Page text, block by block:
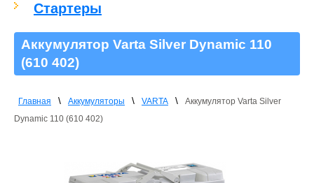
Стартеры
Аккумулятор Varta Silver Dynamic 110
(610 402)
Главная \ Аккумуляторы \ VARTA \
Аккумулятор Varta Silver
Dynamic 110 (610 402)